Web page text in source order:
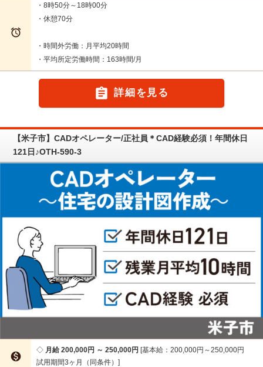

・8時50分～18時00分
・休憩70分
・時間外労働：月平均20時間
・平均所定労働時間：163時間/月
 詳細を見る
【米子市】CADオペレーター/正社員＊CAD経験必須！年間休日
121日♪OTH-590-3

月給 200,000円 ～ 250,000円 基本給：200,000円～250,000円
試用期間3ヶ月（同条件）